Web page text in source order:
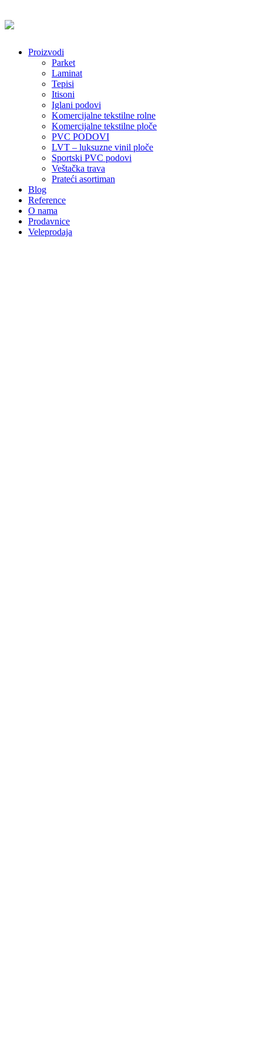
Proizvodi
Parket
Laminat
Tepisi
Itisoni
Iglani podovi
Komercijalne tekstilne rolne
Komercijalne tekstilne ploče
PVC PODOVI
LVT – luksuzne vinil ploče
Sportski PVC podovi
Veštačka trava
Prateći asortiman
Blog
Reference
O nama
Prodavnice
Veleprodaja